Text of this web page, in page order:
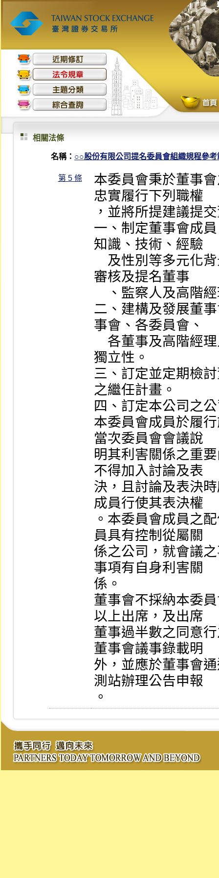
相關法條
名稱： ○○股份有限公司提名委員會組織規程參考
第 5 條
本委員會秉於董事
忠實履行下列職權
，並將所提建議提
一、制定董事會成
知識、技術、經驗
審核及提名董事
二、建構及發展董
事會、各委員會、
獨立性。
三、訂定並定期檢
之繼任計畫。
四、訂定本公司之
本委員會成員於履
當次委員會會議說
明其利害關係之重
不得加入討論及表
決，且討論及表決
成員行使其表決權
。本委員會成員之
員具有控制從屬關
係之公司，就會議
事項有自身利害關
係。
董事會不採納本委
以上出席，及出席
董事過半數之同意
董事會議事錄載明
外，並應於董事會
測站辦理公告申報
。